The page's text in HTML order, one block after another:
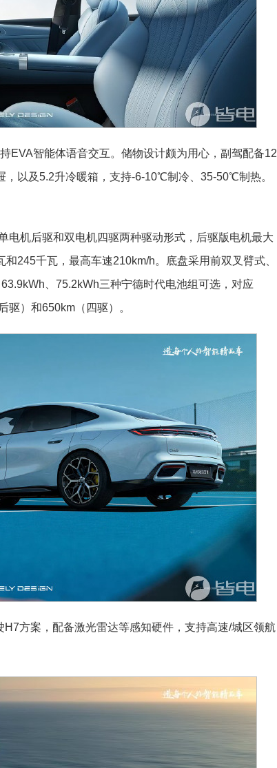
EVA智能体语音交互。储物设计颇为用心，副驾配备12
以及5.2升冷暖箱，支持-6-10℃制冷、35-50℃制热。
电机后驱和双电机四驱两种驱动形式，后驱版电机最大
245千瓦，最高车速210km/h。底盘采用前双叉臂式、
、75.2kWh三种宁德时代电池组可选，对应
驱）和650km（四驱）。
方案，配备激光雷达等感知硬件，支持高速/城区领航